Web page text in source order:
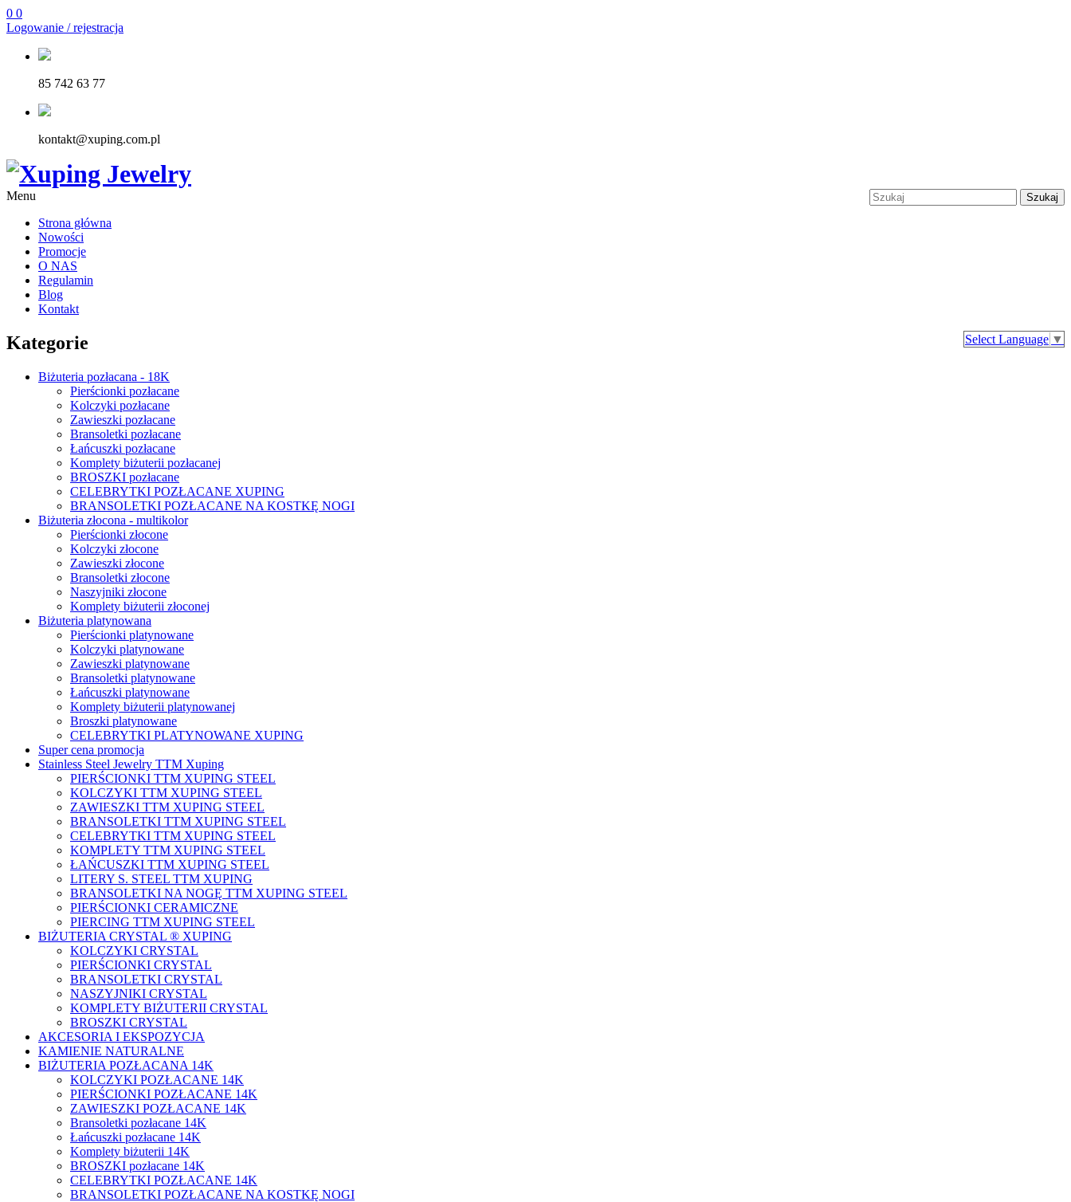
0 0
Logowanie / rejestracja
85 742 63 77
kontakt@xuping.com.pl
Szukaj
Menu
Strona główna
Nowości
Promocje
O NAS
Regulamin
Blog
Kontakt
Select Language ▼
Kategorie
Biżuteria pozłacana - 18K
Pierścionki pozłacane
Kolczyki pozłacane
Zawieszki pozłacane
Bransoletki pozłacane
Łańcuszki pozłacane
Komplety biżuterii pozłacanej
BROSZKI pozłacane
CELEBRYTKI POZŁACANE XUPING
BRANSOLETKI POZŁACANE NA KOSTKĘ NOGI
Biżuteria złocona - multikolor
Pierścionki złocone
Kolczyki złocone
Zawieszki złocone
Bransoletki złocone
Naszyjniki złocone
Komplety biżuterii złoconej
Biżuteria platynowana
Pierścionki platynowane
Kolczyki platynowane
Zawieszki platynowane
Bransoletki platynowane
Łańcuszki platynowane
Komplety biżuterii platynowanej
Broszki platynowane
CELEBRYTKI PLATYNOWANE XUPING
Super cena promocja
Stainless Steel Jewelry TTM Xuping
PIERŚCIONKI TTM XUPING STEEL
KOLCZYKI TTM XUPING STEEL
ZAWIESZKI TTM XUPING STEEL
BRANSOLETKI TTM XUPING STEEL
CELEBRYTKI TTM XUPING STEEL
KOMPLETY TTM XUPING STEEL
ŁAŃCUSZKI TTM XUPING STEEL
LITERY S. STEEL TTM XUPING
BRANSOLETKI NA NOGĘ TTM XUPING STEEL
PIERŚCIONKI CERAMICZNE
PIERCING TTM XUPING STEEL
BIŻUTERIA CRYSTAL ® XUPING
KOLCZYKI CRYSTAL
PIERŚCIONKI CRYSTAL
BRANSOLETKI CRYSTAL
NASZYJNIKI CRYSTAL
KOMPLETY BIŻUTERII CRYSTAL
BROSZKI CRYSTAL
AKCESORIA I EKSPOZYCJA
KAMIENIE NATURALNE
BIŻUTERIA POZŁACANA 14K
KOLCZYKI POZŁACANE 14K
PIERŚCIONKI POZŁACANE 14K
ZAWIESZKI POZŁACANE 14K
Bransoletki pozłacane 14K
Łańcuszki pozłacane 14K
Komplety biżuterii 14K
BROSZKI pozłacane 14K
CELEBRYTKI POZŁACANE 14K
BRANSOLETKI POZŁACANE NA KOSTKĘ NOGI